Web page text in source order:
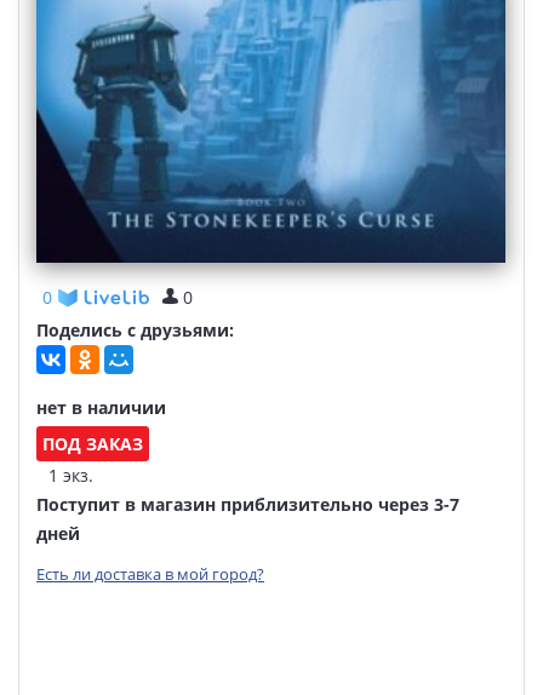
0
0
Поделись с друзьями:
нет в наличии
ПОД ЗАКАЗ
1 экз.
Поступит в магазин приблизительно через 3-7
дней
Есть ли доставка в мой город?